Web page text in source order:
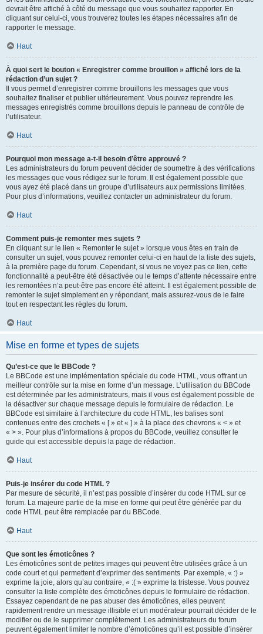
devrait être affiché à côté du message que vous souhaitez rapporter. En
cliquant sur celui-ci, vous trouverez toutes les étapes nécessaires afin de
rapporter le message.
Haut
À quoi sert le bouton « Enregistrer comme brouillon » affiché lors de la
rédaction d’un sujet ?
Il vous permet d’enregistrer comme brouillons les messages que vous
souhaitez finaliser et publier ultérieurement. Vous pouvez reprendre les
messages enregistrés comme brouillons depuis le panneau de contrôle de
l’utilisateur.
Haut
Pourquoi mon message a-t-il besoin d’être approuvé ?
Les administrateurs du forum peuvent décider de soumettre à des vérifications
les messages que vous rédigez sur le forum. Il est également possible que
vous ayez été placé dans un groupe d’utilisateurs aux permissions limitées.
Pour plus d’informations, veuillez contacter un administrateur du forum.
Haut
Comment puis-je remonter mes sujets ?
En cliquant sur le lien « Remonter le sujet » lorsque vous êtes en train de
consulter un sujet, vous pouvez remonter celui-ci en haut de la liste des sujets,
à la première page du forum. Cependant, si vous ne voyez pas ce lien, cette
fonctionnalité a peut-être été désactivée ou le temps d’attente nécessaire entre
les remontées n’a peut-être pas encore été atteint. Il est également possible de
remonter le sujet simplement en y répondant, mais assurez-vous de le faire
tout en respectant les règles du forum.
Haut
Mise en forme et types de sujets
Qu’est-ce que le BBCode ?
Le BBCode est une implémentation spéciale du code HTML, vous offrant un
meilleur contrôle sur la mise en forme d’un message. L’utilisation du BBCode
est déterminée par les administrateurs, mais il vous est également possible de
la désactiver sur chaque message depuis le formulaire de rédaction. Le
BBCode est similaire à l’architecture du code HTML, les balises sont
contenues entre des crochets « [ » et « ] » à la place des chevrons « < » et
« > ». Pour plus d’informations à propos du BBCode, veuillez consulter le
guide qui est accessible depuis la page de rédaction.
Haut
Puis-je insérer du code HTML ?
Par mesure de sécurité, il n’est pas possible d’insérer du code HTML sur ce
forum. La majeure partie de la mise en forme qui peut être générée par du
code HTML peut être remplacée par du BBCode.
Haut
Que sont les émoticônes ?
Les émoticônes sont de petites images qui peuvent être utilisées grâce à un
code court et qui permettent d’exprimer des sentiments. Par exemple, « :) »
exprime la joie, alors qu’au contraire, « :( » exprime la tristesse. Vous pouvez
consulter la liste complète des émoticônes depuis le formulaire de rédaction.
Essayez cependant de ne pas abuser des émoticônes, elles peuvent
rapidement rendre un message illisible et un modérateur pourrait décider de le
modifier ou de le supprimer complètement. Les administrateurs du forum
peuvent également limiter le nombre d’émoticônes qu’il est possible d’insérer